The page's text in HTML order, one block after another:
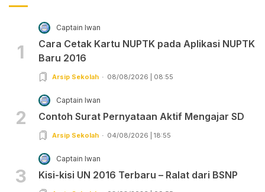
1
Captain Iwan
Cara Cetak Kartu NUPTK pada Aplikasi NUPTK
Baru 2016
Arsip Sekolah 08/08/2026 | 08:55
2
Captain Iwan
Contoh Surat Pernyataan Aktif Mengajar SD
Arsip Sekolah 04/08/2026 | 18:55
3
Captain Iwan
Kisi-kisi UN 2016 Terbaru – Ralat dari BSNP